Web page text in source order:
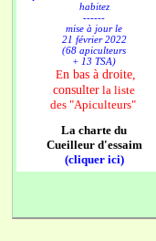
habitez
------
mise à jour le
21 février 2022
(68 apiculteurs
+ 13 TSA)
En bas à droite,
consulter la liste
des "Apiculteurs"
La charte du
Cueilleur d'essaim
(cliquer ici)